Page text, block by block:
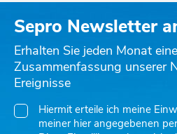
Sepro Newsletter
Erhalten Sie jeden Monat eine
Zusammenfassung unserer
Ereignisse
Hiermit erteile ich meine
meiner hier angegebenen